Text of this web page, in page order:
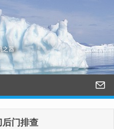
之器
后门排查